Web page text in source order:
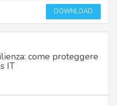
DOWNLOAD
come proteggere
IT